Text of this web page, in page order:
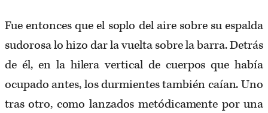
Fue entonces que el soplo del aire sobre su espalda
sudorosa lo hizo dar la vuelta sobre la barra. Detrás
de él, en la hilera vertical de cuerpos que había
ocupado antes, los durmientes también caían. Uno
tras otro, como lanzados metódicamente por una